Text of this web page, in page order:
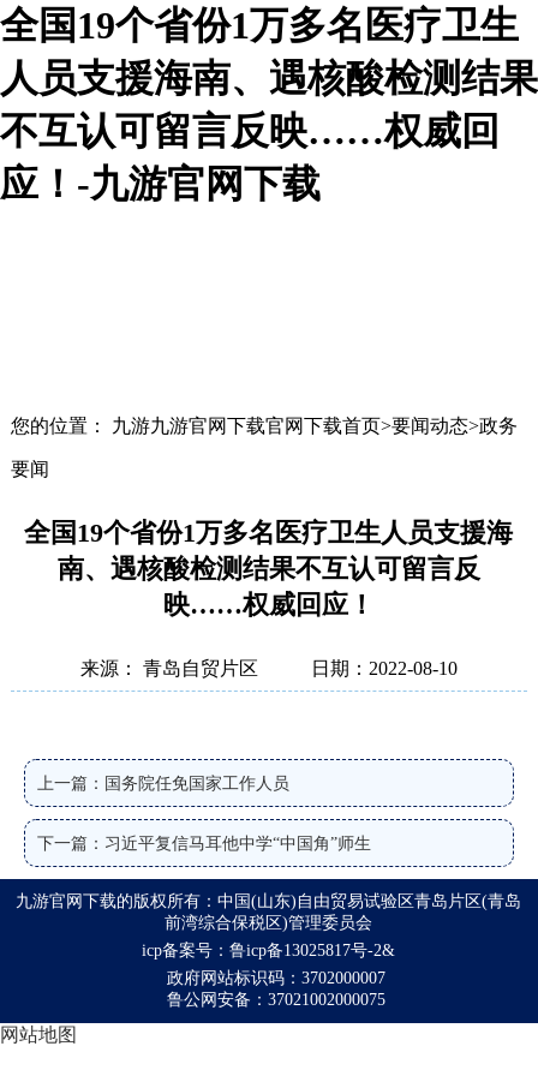
全国19个省份1万多名医疗卫生
人员支援海南、遇核酸检测结果
不互认可留言反映……权威回
应！-九游官网下载
您的位置： 九游九游官网下载官网下载首页>要闻动态>政务
要闻
全国19个省份1万多名医疗卫生人员支援海
南、遇核酸检测结果不互认可留言反
映……权威回应！
来源： 青岛自贸片区 日期：2022-08-10
上一篇：国务院任免国家工作人员
下一篇：习近平复信马耳他中学“中国角”师生
九游官网下载的版权所有：中国(山东)自由贸易试验区青岛片区(青岛
前湾综合保税区)管理委员会
icp备案号：鲁icp备13025817号-2&
政府网站标识码：3702000007
鲁公网安备：37021002000075
网站地图